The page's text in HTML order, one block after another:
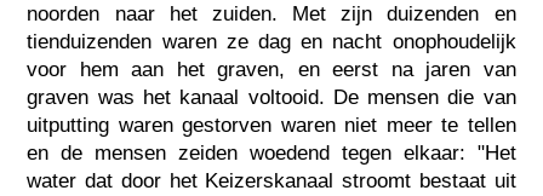
noorden naar het zuiden. Met zijn duizenden en
tienduizenden waren ze dag en nacht onophoudelijk
voor hem aan het graven, en eerst na jaren van
graven was het kanaal voltooid. De mensen die van
uitputting waren gestorven waren niet meer te tellen
en de mensen zeiden woedend tegen elkaar: "Het
water dat door het Keizerskanaal stroomt bestaat uit